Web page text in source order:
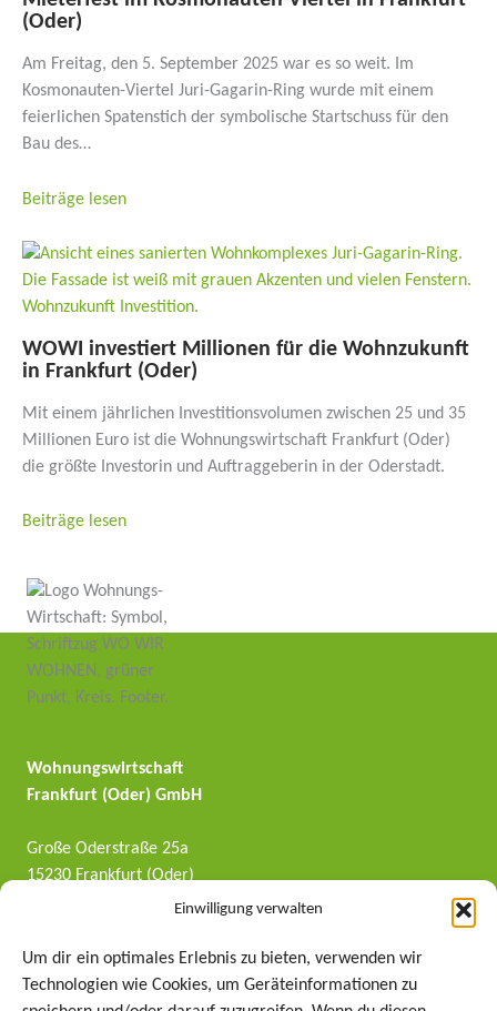
Einwilligung verwalten
Um dir ein optimales Erlebnis zu bieten, verwenden wir
Technologien wie Cookies, um Geräteinformationen zu
(Oder)
Am Freitag, den 5. September 2025 war es so weit. Im
Kosmonauten-Viertel Juri-Gagarin-Ring wurde mit einem
feierlichen Spatenstich der symbolische Startschuss für den
Bau des…
Beiträge lesen
WOWI inves­tiert Millionen für die Wohnzu­kunft
in Frankfurt (Oder)
Mit einem jährlichen Investitionsvolumen zwischen 25 und 35
Millionen Euro ist die Wohnungswirtschaft Frankfurt (Oder)
die größte Investorin und Auftraggeberin in der Oderstadt.
Beiträge lesen
Wohnungswirtschaft
Frankfurt (Oder) GmbH
Große Oderstraße 25a
15230 Frankfurt (Oder)
Tel: +49 (0)335 401 401 4
Folgt uns auf Instagram!